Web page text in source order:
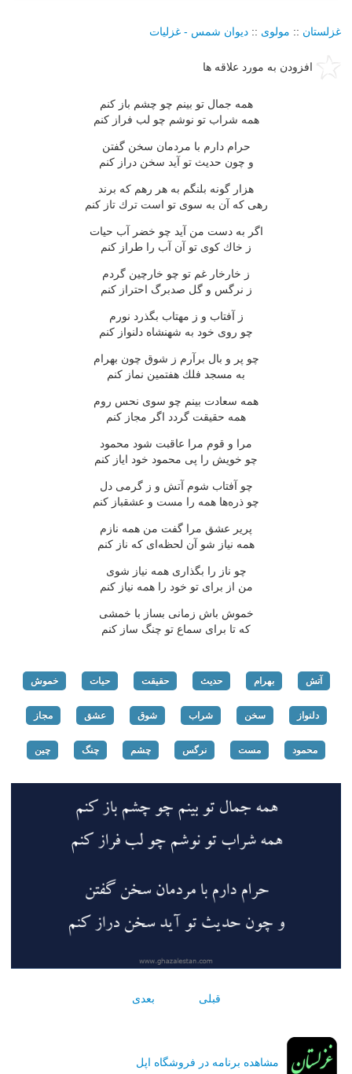
غزلستان :: مولوی :: دیوان شمس - غزلیات
افزودن به مورد علاقه ها
همه جمال تو بینم چو چشم باز كنم
همه شراب تو نوشم چو لب فراز كنم
حرام دارم با مردمان سخن گفتن
و چون حدیث تو آید سخن دراز كنم
هزار گونه بلنگم به هر رهم كه برند
رهی كه آن به سوی تو است ترك تاز كنم
اگر به دست من آید چو خضر آب حیات
ز خاك كوی تو آن آب را طراز كنم
ز خارخار غم تو چو خارچین گردم
ز نرگس و گل صدبرگ احتراز كنم
ز آفتاب و ز مهتاب بگذرد نورم
چو روی خود به شهنشاه دلنواز كنم
چو پر و بال برآرم ز شوق چون بهرام
به مسجد فلك هفتمین نماز كنم
همه سعادت بینم چو سوی نحس روم
همه حقیقت گردد اگر مجاز كنم
مرا و قوم مرا عاقبت شود محمود
چو خویش را پی محمود خود ایاز كنم
چو آفتاب شوم آتش و ز گرمی دل
چو ذره‌ها همه را مست و عشقباز كنم
پریر عشق مرا گفت من همه نازم
همه نیاز شو آن لحظه‌ای كه ناز كنم
چو ناز را بگذاری همه نیاز شوی
من از برای تو خود را همه نیاز كنم
خموش باش زمانی بساز با خمشی
كه تا برای سماع تو چنگ ساز كنم
آتش بهرام حدیث حقیقت حیات خموش
دلنواز سخن شراب شوق عشق مجاز
محمود مست نرگس چشم چنگ چین
قبلی بعدی
مشاهده برنامه در فروشگاه اپل